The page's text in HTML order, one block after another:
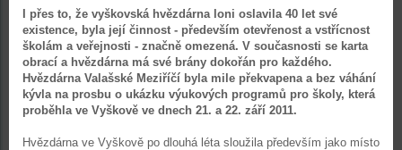
I přes to, že vyškovská hvězdárna loni oslavila 40 let své
existence, byla její činnost - především otevřenost a vstřícnost
školám a veřejnosti - značně omezená. V současnosti se karta
obrací a hvězdárna má své brány dokořán pro každého.
Hvězdárna Valašské Meziříčí byla mile překvapena a bez váhání
kývla na prosbu o ukázku výukových programů pro školy, která
proběhla ve Vyškově ve dnech 21. a 22. září 2011.
Hvězdárna ve Vyškově po dlouhá léta sloužila především jako místo